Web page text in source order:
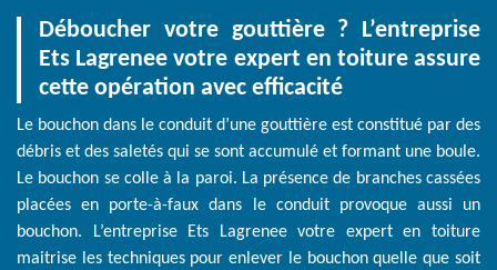
Déboucher votre gouttière ? L’entreprise
Ets Lagrenee votre expert en toiture assure
cette opération avec efficacité
Le bouchon dans le conduit d’une gouttière est constitué par des
débris et des saletés qui se sont accumulé et formant une boule.
Le bouchon se colle à la paroi. La présence de branches cassées
placées en porte-à-faux dans le conduit provoque aussi un
bouchon. L’entreprise Ets Lagrenee votre expert en toiture
maitrise les techniques pour enlever le bouchon quelle que soit